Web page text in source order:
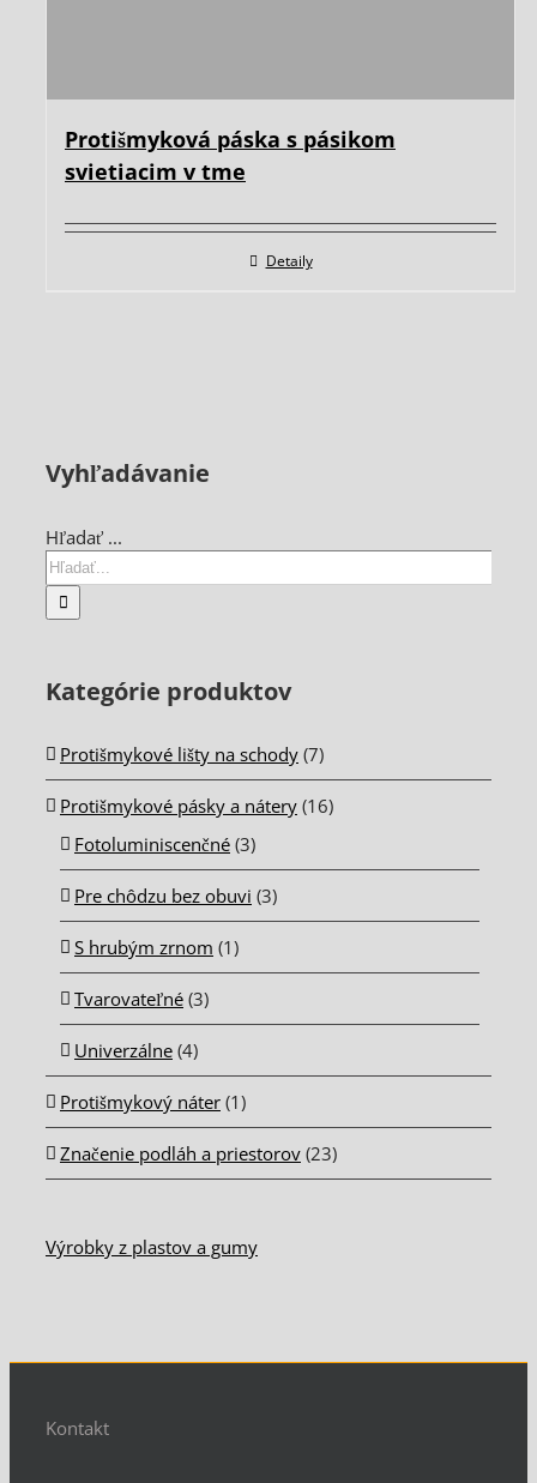
Protišmyková páska s pásikom
svietiacim v tme
Detaily
Vyhľadávanie
Hľadať ...
Kategórie produktov
Protišmykové lišty na schody (7)
Protišmykové pásky a nátery (16)
Fotoluminiscenčné (3)
Pre chôdzu bez obuvi (3)
S hrubým zrnom (1)
Tvarovateľné (3)
Univerzálne (4)
Protišmykový náter (1)
Značenie podláh a priestorov (23)
Výrobky z plastov a gumy
Kontakt